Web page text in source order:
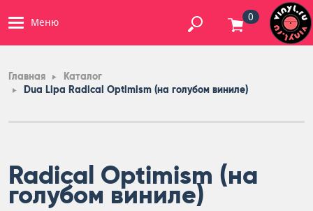
Меню 0
Главная
Каталог
Dua Lipa Radical Optimism (на голубом виниле)
Radical Optimism (на
голубом виниле)